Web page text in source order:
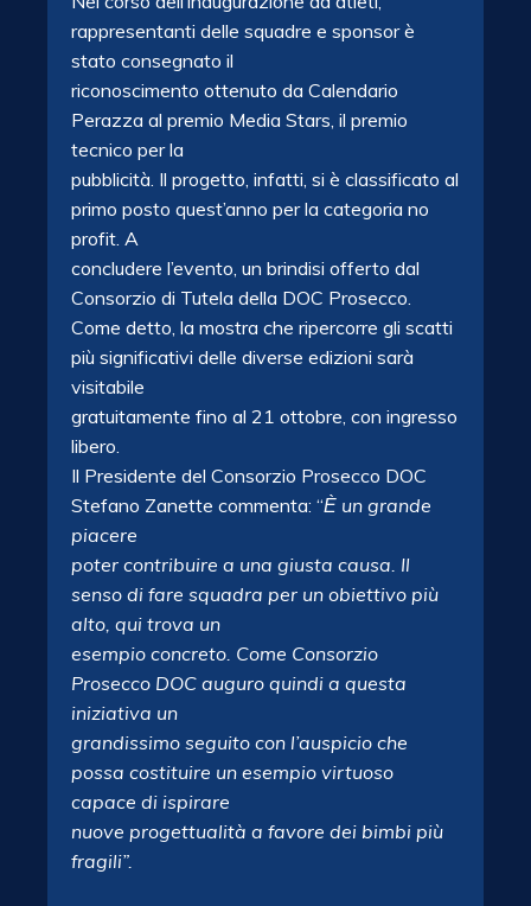
rappresentanti delle squadre e sponsor è
stato consegnato il
riconoscimento ottenuto da Calendario
Perazza al premio Media Stars, il premio
tecnico per la
pubblicità. Il progetto, infatti, si è classificato al
primo posto quest’anno per la categoria no
profit. A
concludere l’evento, un brindisi offerto dal
Consorzio di Tutela della DOC Prosecco.
Come detto, la mostra che ripercorre gli scatti
più significativi delle diverse edizioni sarà
visitabile
gratuitamente fino al 21 ottobre, con ingresso
libero.
Il Presidente del Consorzio Prosecco DOC
Stefano Zanette commenta: “Ѐ un grande
piacere
poter contribuire a una giusta causa. Il
senso di fare squadra per un obiettivo più
alto, qui trova un
esempio concreto. Come Consorzio
Prosecco DOC auguro quindi a questa
iniziativa un
grandissimo seguito con l’auspicio che
possa costituire un esempio virtuoso
capace di ispirare
nuove progettualità a favore dei bimbi più
fragili”.